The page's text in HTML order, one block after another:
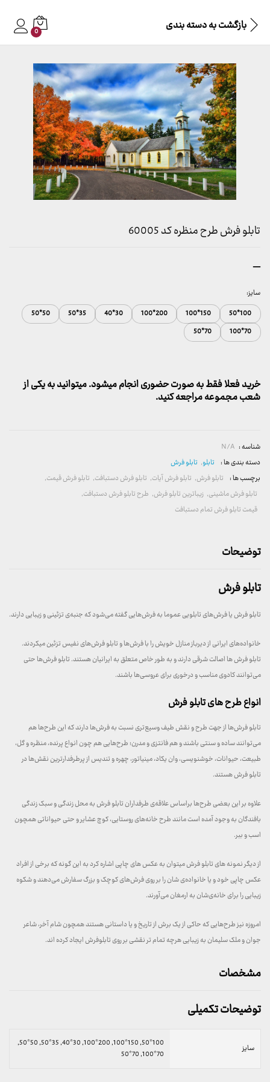
بازگشت بهدسته بندی 0
تابلو فرش طرح منظره کد 60005
–محدوده
تا
2,600,000 تومان
سایز:
100*50
150*100
200*100
30*40
35*50
50*50
70*100
70*50
خرید فعلا فقط به صورت حضوری انجام میشود. میتوانید به یکی از
شعب مجموعه مراجعه کنید.
شناسه : N/A
دسته بندی ها : تابلو, تابلو فرش
برچسب ها : تابلو فرش, تابلو فرش آیات, تابلو فرش دستبافت, تابلو فرش قیمت,
تابلو فرش ماشینی, زیباترین تابلو فرش, طرح تابلو فرش دستبافت,
قیمت تابلو فرش تمام دستبافت
توضیحات
تابلو فرش
تابلو فرش یا فرش‌های تابلویی عموما به فرش‌هایی گفته می‌شود که جنبه‌ی تزئینی و زیبایی دارند.
خانواده‌های ایرانی از دیرباز منازل خویش را با فرش‌ها و تابلو فرش‌های نفیس تزئین میکردند.
تابلو فرش ها اصالت شرقی دارند و به طور خاص متعلق به ایرانیان هستند. تابلو فرش‌ها حتی
می‌توانند کادوی مناسب و درخوری برای عروسی‌ها باشند.
انواع طرح‌ های تابلو فرش
تابلو فرش‌ها از جهت طرح و نقش طیف وسیع‌تری نسبت به فرش‌ها دارند که این طرح‌ها هم
می‌توانند ساده و سنتی باشند و هم فانتزی و مدرن؛ طرح‌هایی هم چون انواع پرنده، منظره و گل،
طبیعت، حیوانات، خوشنویسی، وان یکاد، مینیاتور، چهره و تندیس از پرطرفدارترین نقش‌ها در
تابلو فرش هستند.
علاوه بر این بعضی طرح‌ها براساس علاقه‌ی طرفداران تابلو فرش به محل زندگی و سبک زندگی
بافندگان به وجود آمده است مانند طرح خانه‌های روستایی، کوچ عشایر و حتی حیواناتی همچون
اسب و ببر.
از دیگر نمونه های تابلو فرش میتوان به عکس های چاپی اشاره کرد به این گونه که برخی از افراد
عکس چاپی خود و یا خانواده‌ی شان را بر روی فرش‌های کوچک و بزرگ سفارش می‌دهند و شکوه
زیبایی را برای خانه‌ی‌شان به ارمغان می‌آورند.
امروزه نیز طرح‌هایی که حاکی از یک برش از تاریخ و یا داستانی هستند همچون شام آخر، شاعر
جوان و ملک سلیمان به زیبایی هرچه تمام تر نقشی بر روی تابلوفرش ایجاد کرده اند.
مشخصات
توضیحات تکمیلی
سایز
100*50, 150*100, 200*100, 30*40, 35*50, 50*50,
70*100, 70*50